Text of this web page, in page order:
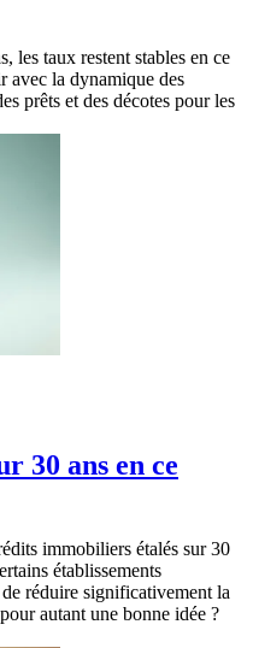
les taux restent stables en ce
avec la dynamique des
prêts et des décotes pour les
30 ans en ce
immobiliers étalés sur 30
établissements
réduire significativement la
autant une bonne idée ?